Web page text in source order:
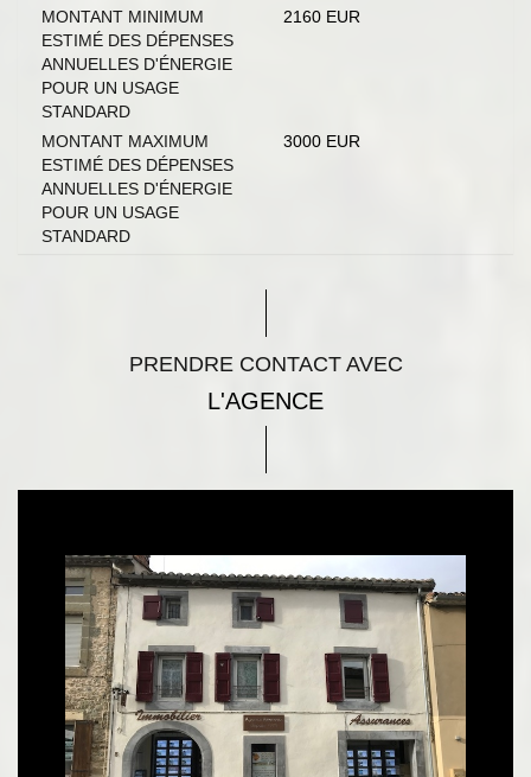
MONTANT MINIMUM
ESTIMÉ DES DÉPENSES
ANNUELLES D'ÉNERGIE
POUR UN USAGE
STANDARD
2160 EUR
MONTANT MAXIMUM
ESTIMÉ DES DÉPENSES
ANNUELLES D'ÉNERGIE
POUR UN USAGE
STANDARD
3000 EUR
PRENDRE CONTACT AVEC
L'AGENCE